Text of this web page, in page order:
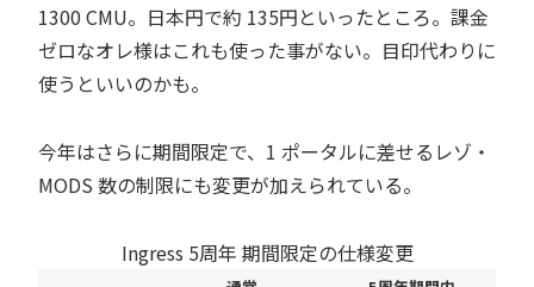
1300 CMU。日本円で約 135円といったところ。課金
ゼロなオレ様はこれも使った事がない。目印代わりに
使うといいのかも。
今年はさらに期間限定で、1 ポータルに差せるレゾ・
MODS 数の制限にも変更が加えられている。
Ingress 5周年 期間限定の仕様変更